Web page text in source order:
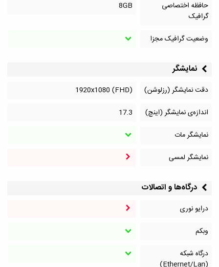
حافظه اختصاصی
گرافیک
8GB
وضعیت گرافیک مجزا
نمایشگر
دقت نمایشگر (رزلوشن)
1920x1080 (FHD)
اندازه‌ی نمایشگر (اینچ)
17.3
نمایشگر مات
نمایشگر لمسی
درگاه‌ها و اتصالات
درایو نوری
وبکم
درگاه شبکه
(Ethernet/Lan)